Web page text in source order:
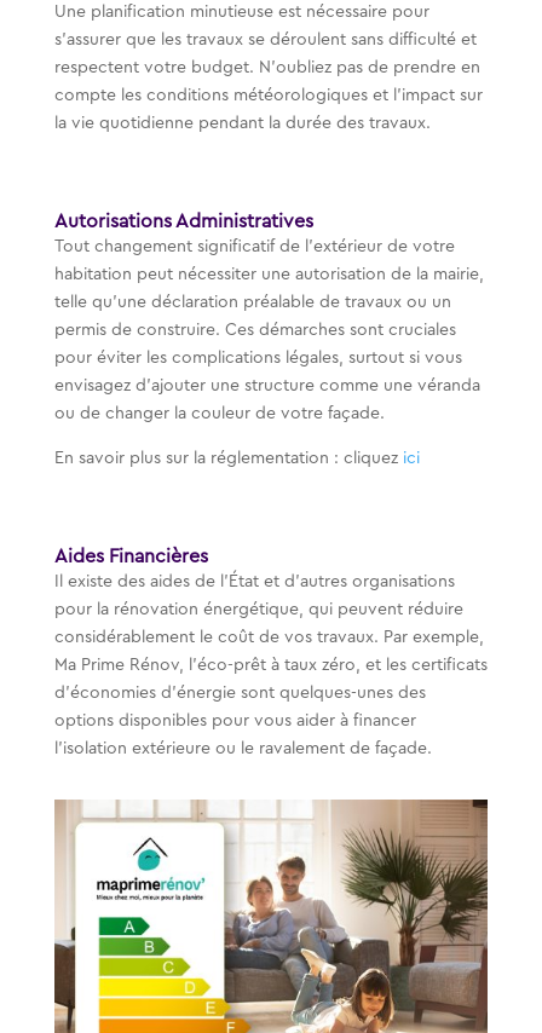
Une planification minutieuse est nécessaire pour
s’assurer que les travaux se déroulent sans difficulté et
respectent votre budget. N’oubliez pas de prendre en
compte les conditions météorologiques et l’impact sur
la vie quotidienne pendant la durée des travaux.
Autorisations Administratives
Tout changement significatif de l’extérieur de votre
habitation peut nécessiter une autorisation de la mairie,
telle qu’une déclaration préalable de travaux ou un
permis de construire. Ces démarches sont cruciales
pour éviter les complications légales, surtout si vous
envisagez d’ajouter une structure comme une véranda
ou de changer la couleur de votre façade.
En savoir plus sur la réglementation : cliquez ici
Aides Financières
Il existe des aides de l’État et d’autres organisations
pour la rénovation énergétique, qui peuvent réduire
considérablement le coût de vos travaux. Par exemple,
Ma Prime Rénov, l’éco-prêt à taux zéro, et les certificats
d’économies d’énergie sont quelques-unes des
options disponibles pour vous aider à financer
l’isolation extérieure ou le ravalement de façade.